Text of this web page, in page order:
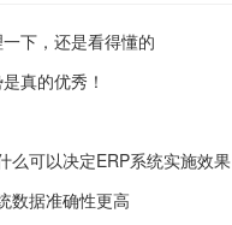
下，还是看得懂的
真的优秀！
么可以决定ERP系统实施效果
数据准确性更高​